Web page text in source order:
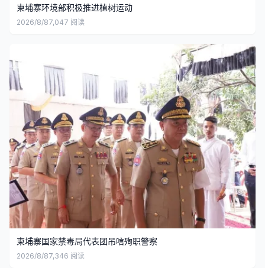
柬埔寨环境部积极推进植树运动
2026/8/87,047 阅读
柬埔寨国家禁毒局代表团吊唁殉职警察
2026/8/87,346 阅读